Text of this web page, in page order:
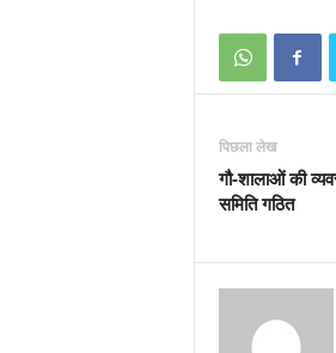
पिछला लेख
गौ-शालाओं की
समिति गठित